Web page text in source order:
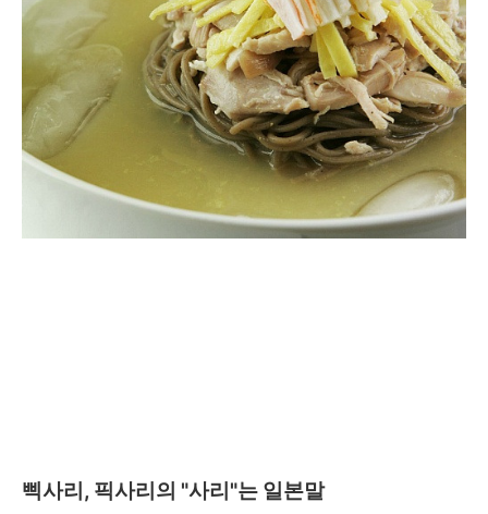
삑사리, 픽사리의 "사리"는 일본말